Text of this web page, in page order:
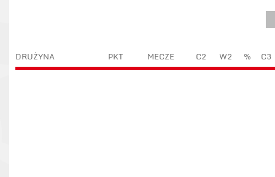
DRUŻYNA PKT MECZE C2 W2 % C3